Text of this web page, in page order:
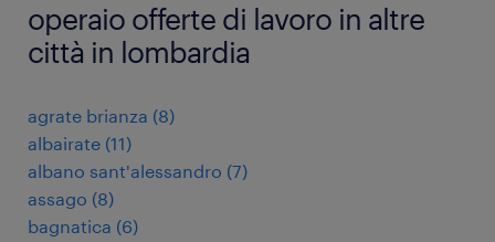
operaio offerte di lavoro in altre
città in lombardia
agrate brianza (8)
albairate (11)
albano sant'alessandro (7)
assago (8)
bagnatica (6)